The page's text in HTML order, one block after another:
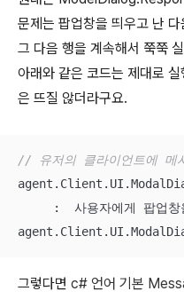
문제는 팝업창을 띄우고 난
그 다음 행을 계속해서 쭉쭉
아래와 같은 코드는 제대로
은 뜨질 않더라구요.
// 유저의 클라이언트에 메
:  사용자에게 팝업창
그렇다면 c# 언어 기본